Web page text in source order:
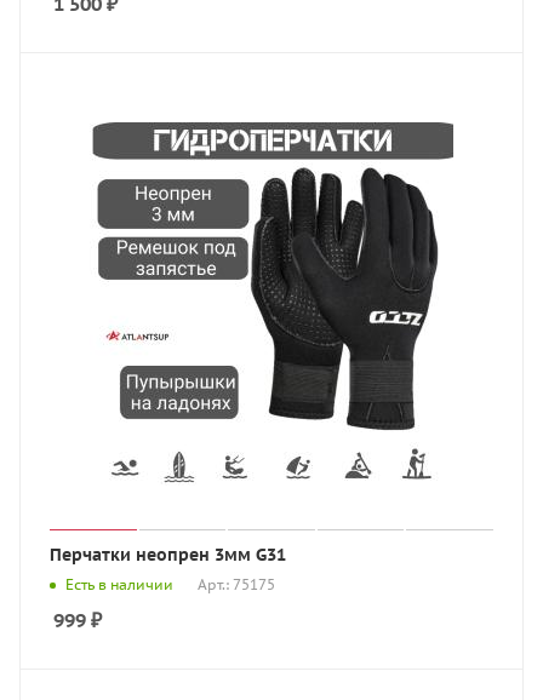
Перчатки неопрен 3мм G31
Есть в наличии Арт.: 75175
999 ₽